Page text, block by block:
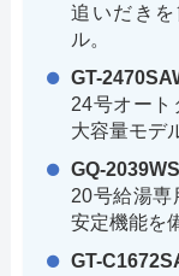
追いだき
ル。
GT-
24号オート
大容量モデ
GQ-
20号給湯
安定機能を
GT-